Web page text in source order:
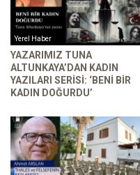
Yerel Haber
YAZARIMIZ TUNA
ALTUNKAYA’DAN KADIN
YAZILARI SERISI: ‘BENI BIR
KADIN DOĞURDU’